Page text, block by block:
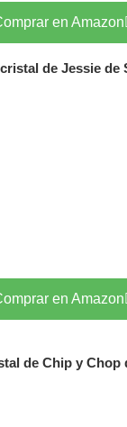
en Amazon
de Jessie de
en Amazon
de Chip y Chop